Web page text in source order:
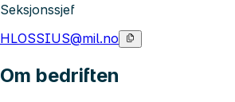
Seksjonssjef
HLOSSIUS@mil.no
Om bedriften